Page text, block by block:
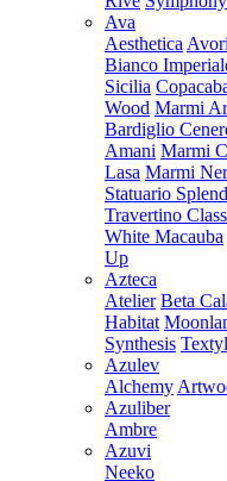
Ava
Aesthetica
Bianco
Sicilia
Wood Marmi
Bardiglio
Amani Marmi
Lasa Marmi
Statuario
Travertino
White Macauba
Up
Azteca
Atelier Beta
Habitat
Synthesis
Azulev
Alchemy
Azuliber
Ambre
Azuvi
Neeko